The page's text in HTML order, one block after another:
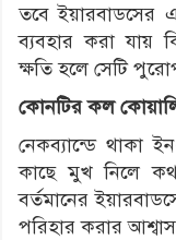
তবে ইয়ারবাডসের
ব্যবহার করা যায়
ক্ষতি হলে সেটি
কোনটির কল
নেকব্যান্ডে থাকা
কাছে মুখ নিলে
বর্তমানের
পরিহার করার